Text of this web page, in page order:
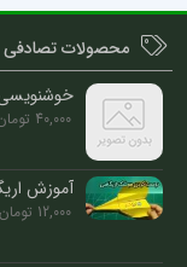
محصولات تصادفی
40,000
آموزش
12,000 تومان